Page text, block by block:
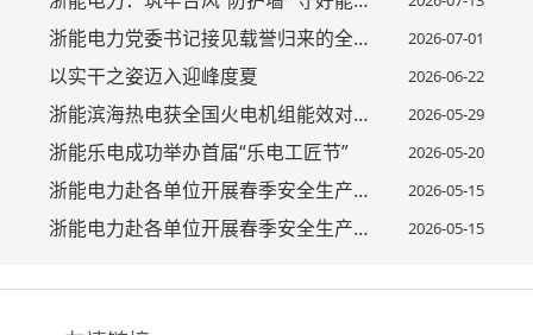
浙能电力党委书记接见载誉归来的全国优秀党务工作者宋振明同志 2026-07-01
以实干之姿迈入迎峰度夏 2026-06-22
浙能滨海热电获全国火电机组能效对标竞赛第一名 2026-05-29
浙能乐电成功举办首届“乐电工匠节” 2026-05-20
浙能电力赴各单位开展春季安全生产大检查（二） 2026-05-15
浙能电力赴各单位开展春季安全生产大检查（一） 2026-05-15